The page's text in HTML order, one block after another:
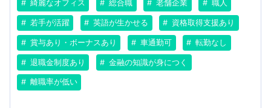
綺麗なオフィス 総合職 老舗企業 職人
若手が活躍 英語が生かせる 資格取得支援あり
賞与あり・ボーナスあり 車通勤可 転勤なし
退職金制度あり 金融の知識が身につく
離職率が低い